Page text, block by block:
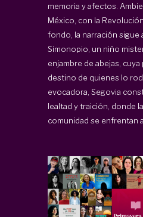
memoria y afectos.
México, con la
fondo, la narración sigue
Simonopio, un niño
enjambre de abejas,
destino de quienes lo
evocadora, Segovia
lealtad y traición, donde
comunidad se enfrentan a